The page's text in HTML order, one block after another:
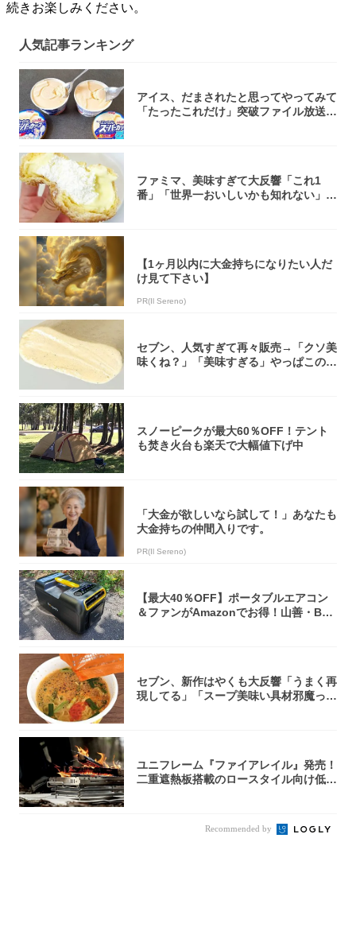
続きお楽しみください。
人気記事ランキング
アイス、だまされたと思ってやってみて
「たったこれだけ」突破ファイル放送で
ファミマ、美味すぎて大反響「これ1
番」「世界一おいしいかも知れない」
【1ヶ月以内に大金持ちになりたい人だ
け見て下さい】
PR(Il Sereno)
セブン、人気すぎて再々販売→「クソ美
味くね？」「美味すぎる」やっぱこのク
スノーピークが最大60％OFF！テント
も焚き火台も楽天で大幅値下げ中
「大金が欲しいなら試して！」あなたも
大金持ちの仲間入りです。
PR(Il Sereno)
【最大40％OFF】ポータブルエアコン
＆ファンがAmazonでお得！山善・Bo
セブン、新作はやくも大反響「うまく再
現してる」「スープ美味い具材邪魔って
ユニフレーム『ファイアレイル』発売！
二重遮熱板搭載のロースタイル向け低型
Recommended by